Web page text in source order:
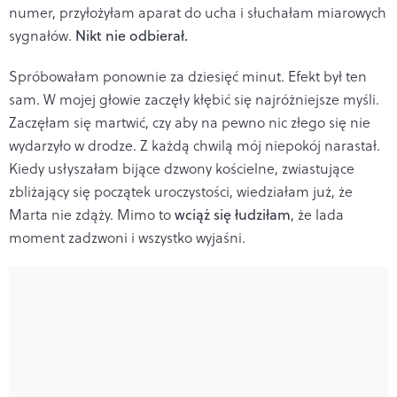
numer, przyłożyłam aparat do ucha i słuchałam miarowych
sygnałów. Nikt nie odbierał.
Spróbowałam ponownie za dziesięć minut. Efekt był ten
sam. W mojej głowie zaczęły kłębić się najróżniejsze myśli.
Zaczęłam się martwić, czy aby na pewno nic złego się nie
wydarzyło w drodze. Z każdą chwilą mój niepokój narastał.
Kiedy usłyszałam bijące dzwony kościelne, zwiastujące
zbliżający się początek uroczystości, wiedziałam już, że
Marta nie zdąży. Mimo towciąż się łudziłam, że lada
moment zadzwoni i wszystko wyjaśni.